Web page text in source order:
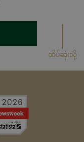
ထိပ်ဆုံးသို့